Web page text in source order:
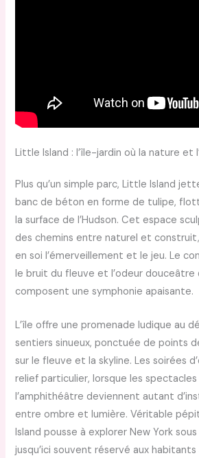
Little Island : l’île-jardin où la nature et
Plus qu’un simple parc, Little Island
banc de béton en forme de tulipe,
la surface de l’Hudson. Cet espace
des chemins entre naturel et
en soi l’émerveillement et le jeu. Le
le bruit du fleuve et l’odeur douceâtre
composent une symphonie apaisante.
L’île offre une promenade ludique au
sentiers sinueux, ponctuée de points
sur le fleuve et la skyline. Les soirées
relief particulier, lorsque les spectacles
l’amphithéâtre deviennent autant
entre ombre et lumière. Véritable
Island pousse à explorer New York
jusqu’ici souvent réservé aux